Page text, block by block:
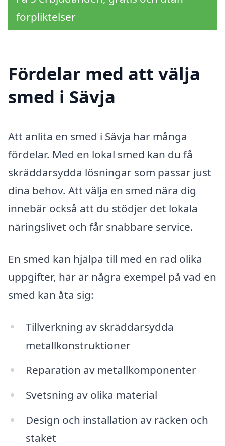
förpliktelser
Fördelar med att välja
smed i Sävja
Att anlita en smed i Sävja har många
fördelar. Med en lokal smed kan du få
skräddarsydda lösningar som passar just
dina behov. Att välja en smed nära dig
innebär också att du stödjer det lokala
näringslivet och får snabbare service.
En smed kan hjälpa till med en rad olika
uppgifter, här är några exempel på vad en
smed kan åta sig:
Tillverkning av skräddarsydda
metallkonstruktioner
Reparation av metallkomponenter
Svetsning av olika material
Design och installation av räcken och
staket